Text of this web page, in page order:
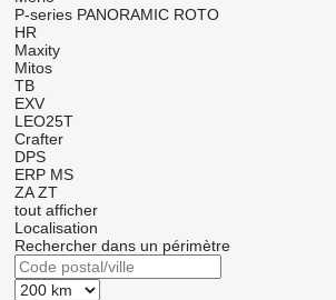
P-series PANORAMIC ROTO
HR
Maxity
Mitos
TB
EXV
LEO25T
Crafter
DPS
ERP MS
ZA ZT
tout afficher
Localisation
Rechercher dans un périmètre